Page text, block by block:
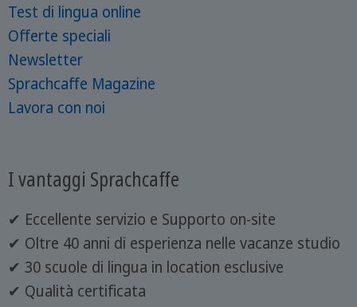
Test di lingua online
Offerte speciali
Newsletter
Sprachcaffe Magazine
Lavora con noi
I vantaggi Sprachcaffe
✔ Eccellente servizio e Supporto on-site
✔ Oltre 40 anni di esperienza nelle vacanze studio
✔ 30 scuole di lingua in location esclusive
✔ Qualità certificata